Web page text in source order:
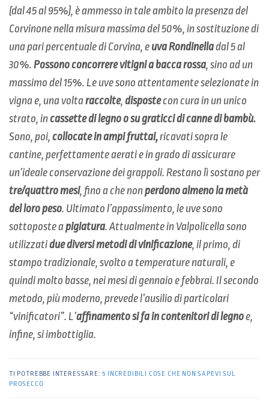
(dal 45 al 95%), è ammesso in tale ambito la presenza del
Corvinone nella misura massima del 50%, in sostituzione di
una pari percentuale di Corvina, e uva Rondinelladal 5 al
30%. Possono concorrere vitigni a bacca rossa, sino ad un
massimo del 15%. Le uve sono attentamente selezionate in
vigna e, una voltaraccolte, dispostecon cura in un unico
strato, incassette di legno o su graticci di canne di bambù.
Sono, poi, collocate in ampi fruttai,ricavati sopra le
cantine, perfettamente aerati e in grado di assicurare
un’ideale conservazione dei grappoli. Restano lì sostano per
tre/quattro mesi, fino a che nonperdono almeno la metà
del loro peso. Ultimato l’appassimento, le uve sono
sottoposte apigiatura. Attualmente in Valpolicella sono
utilizzatidue diversi metodi di vinificazione, il primo, di
stampo tradizionale, svolto a temperature naturali, e
quindi molto basse, nei mesi di gennaio e febbrai. Il secondo
metodo, più moderno, prevede l’ausilio di particolari
“vinificatori”. L’affinamento si fa in contenitori di legnoe,
infine, si imbottiglia.
TI POTREBBE INTERESSARE:5 INCREDIBILI COSE CHE NON SAPEVI SUL
PROSECCO